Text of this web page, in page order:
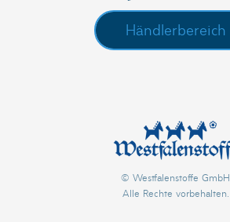
Händlerbereich
© Westfalenstoffe GmbH
Alle Rechte vorbehalten.